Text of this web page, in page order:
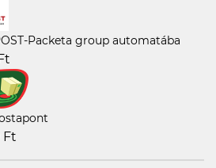
Packeta group automatába
Ft